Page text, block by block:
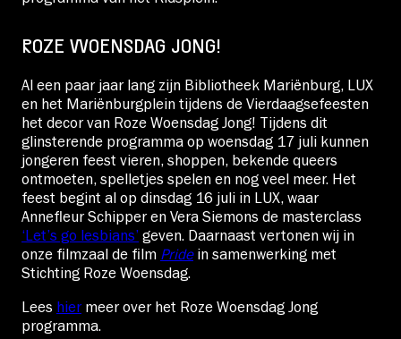
ROZE WOENSDAG JONG!
Al een paar jaar lang zijn Bibliotheek Mariënburg, LUX
en het Mariënburgplein tijdens de Vierdaagsefeesten
het decor van Roze Woensdag Jong! Tijdens dit
glinsterende programma op woensdag 17 juli kunnen
jongeren feest vieren, shoppen, bekende queers
ontmoeten, spelletjes spelen en nog veel meer. Het
feest begint al op dinsdag 16 juli in LUX, waar
Annefleur Schipper en Vera Siemons de masterclass
‘Let’s go lesbians’ geven. Daarnaast vertonen wij in
onze filmzaal de film Pridein samenwerking met
Stichting Roze Woensdag.
Lees hiermeer over het Roze Woensdag Jong
programma.